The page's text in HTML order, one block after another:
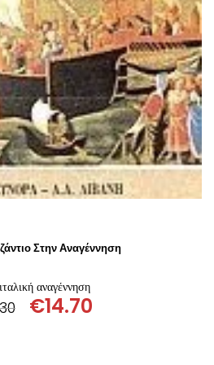
Στην Αναγέννηση
αναγέννηση
€14.70